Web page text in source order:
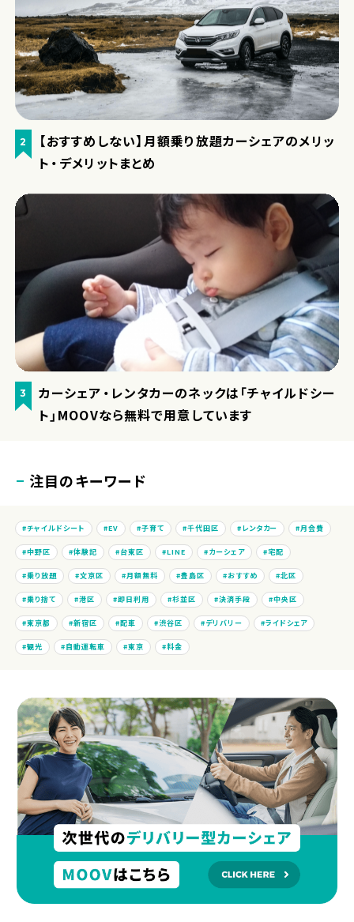
2
【おすすめしない】月額乗り放題カーシェアのメリッ
ト・デメリットまとめ
3
カーシェア・レンタカーのネックは「チャイルドシー
ト」MOOVなら無料で用意しています
注目のキーワード
チャイルドシート EV 子育て 千代田区 レンタカー 月会費
中野区 体験記 台東区 LINE カーシェア 宅配
乗り放題 文京区 月額無料 豊島区 おすすめ 北区
乗り捨て 港区 即日利用 杉並区 決済手段 中央区
東京都 新宿区 配車 渋谷区 デリバリー ライドシェア
観光 自動運転車 東京 料金